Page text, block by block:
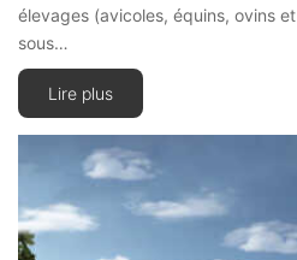
élevages (avicoles, équins, ovins
sous…
Lire plus